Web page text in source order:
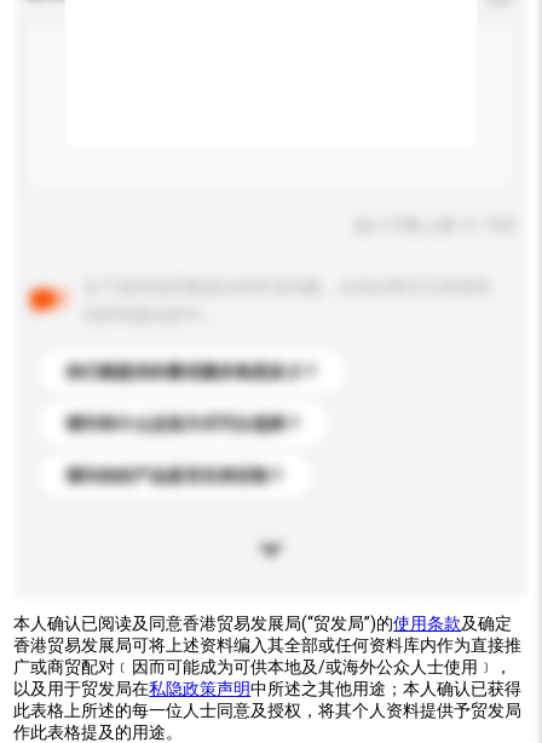
你们能提供的最优惠价格是多少？
请问有什么运送方式可以选择？
请问你的产品是否支持定制？
本人确认已阅读及同意香港贸易发展局(“贸发局”)的使用条款及确定
香港贸易发展局可将上述资料编入其全部或任何资料库内作为直接推
广或商贸配对﹝因而可能成为可供本地及/或海外公众人士使用﹞，
以及用于贸发局在私隐政策声明中所述之其他用途；本人确认已获得
此表格上所述的每一位人士同意及授权，将其个人资料提供予贸发局
作此表格提及的用途。